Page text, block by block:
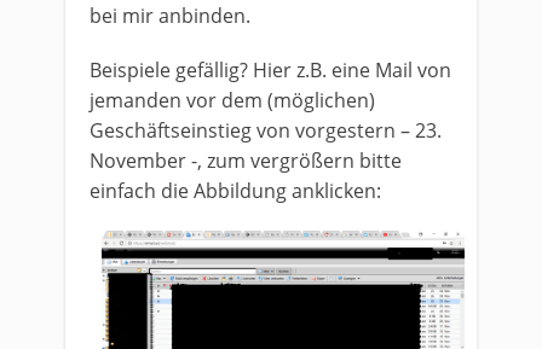
bei mir anbinden.
Beispiele gefällig? Hier z.B. eine Mail von
jemanden vor dem (möglichen)
Geschäftseinstieg von vorgestern – 23.
November -, zum vergrößern bitte
einfach die Abbildung anklicken: